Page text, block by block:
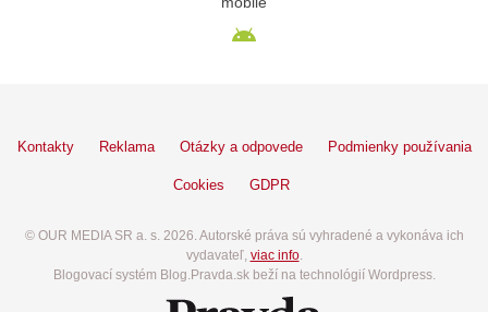
Kontakty Reklama Otázky a odpovede Podmienky používania
Cookies GDPR
© OUR MEDIA SR a. s. 2026. Autorské práva sú vyhradené a vykonáva ich
vydavateľ, viac info.
Blogovací systém Blog.Pravda.sk beží na technológií Wordpress.